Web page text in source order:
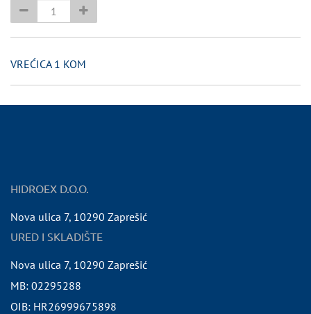
VREĆICA 1 KOM
HIDROEX D.O.O.
Nova ulica 7, 10290 Zaprešić
URED I SKLADIŠTE
Nova ulica 7, 10290 Zaprešić
MB: 02295288
OIB: HR26999675898